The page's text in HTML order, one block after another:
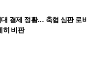
결제 정황… 축협 심판 로비
히 비판